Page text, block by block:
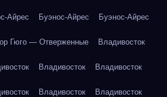
Айрес Буэнос-Айрес Буэнос-Айрес
Гюго — Отверженные Владивосток
Владивосток Владивосток
Владивосток Владивосток